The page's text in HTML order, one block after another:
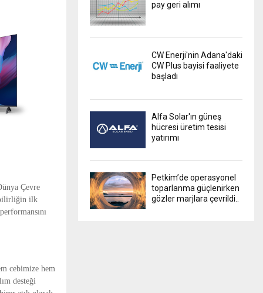
Çevre
ilk
cebimize hem
desteği
pay geri alımı
CW Enerji'nin Adana'daki
CW Plus bayisi faaliyete
başladı
Alfa Solar'ın güneş
hücresi üretim tesisi
yatırımı
Petkim’de operasyonel
toparlanma güçlenirken
gözler marjlara çevrildi..